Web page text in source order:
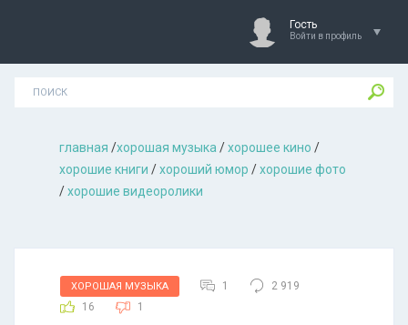
Гость
Войти в профиль
главная /хорошая музыкa /хорошее кино /
хорошие книги /хороший юмор /хорошие фото
/хорошие видеоролики
ХОРОШАЯ МУЗЫКА 1
2 919
16
1